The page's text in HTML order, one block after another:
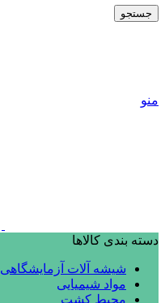
جستجو
منو
دسته بندی کالاها
شیشه آلات آزمایشگاهی
مواد شیمیایی
محیط کشت